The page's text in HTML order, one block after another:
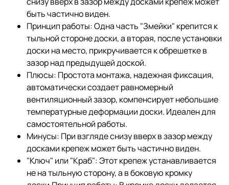
быть частично виден.
Принцип работы: Одна часть "Змейки" крепится к
тыльной стороне доски, а вторая, после установки
доски на место, прикручивается к обрешетке в
зазор над предыдущей доской.
Плюсы: Простота монтажа, надежная фиксация,
автоматически создает равномерный
вентиляционный зазор, компенсирует небольшие
температурные деформации доски. Идеален для
самостоятельной работы.
Минусы: При взгляде снизу вверх в зазор между
досками крепеж может быть частично виден.
"Ключ" или "Краб": Этот крепеж устанавливается
не на тыльную сторону, а в боковую кромку